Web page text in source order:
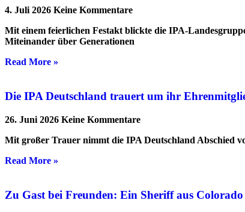
4. Juli 2026 Keine Kommentare
Mit einem feierlichen Festakt blickte die IPA-
Miteinander über Generationen
Read More »
Die IPA Deutschland trauert um ihr
26. Juni 2026 Keine Kommentare
Mit großer Trauer nimmt die IPA Deutschland Abschied
Read More »
Zu Gast bei Freunden: Ein Sheriff aus